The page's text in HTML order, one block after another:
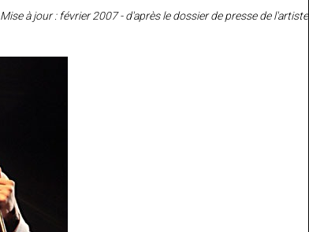
Mise à jour : février 2007 - d'après le dossier de presse de l'artiste